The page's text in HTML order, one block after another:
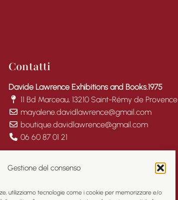
Gestione del consenso
utilizziamo tecnologie come i cookie per memorizzare e/o
Contatti
Davide Lawrence Exhibitions and Books.1975
11 Bd Marceau, 13210 Saint-Rémy de Provence
mayalene.davidlawrence@gmail.com
boutique.davidlawrence@gmail.com
06 60 87 01 21
fab fa-facebook